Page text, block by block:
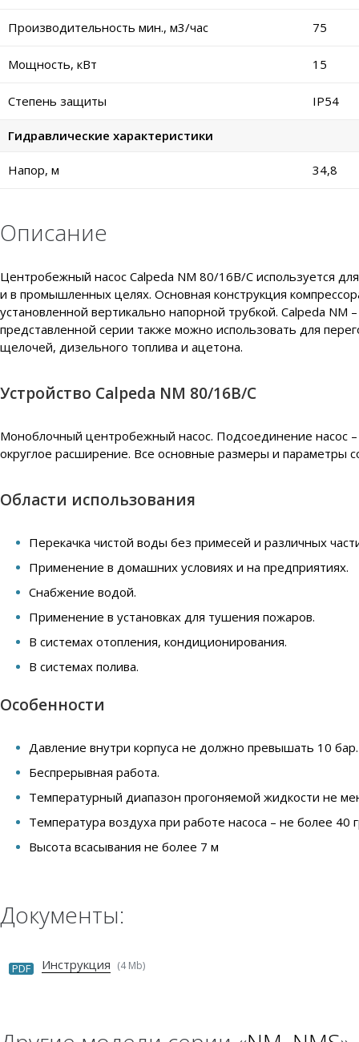
Производительность мин., м3/час 75
Мощность, кВт 15
Степень защиты IP54
Гидравлические характеристики
Напор, м 34,8
Описание
Центробежный насос Calpeda NM 80/16B/C используется
и в промышленных целях. Основная конструкция
установленной вертикально напорной трубкой. Calpeda
представленной серии также можно использовать для
щелочей, дизельного топлива и ацетона.
Устройство Calpeda NM 80/16B/C
Моноблочный центробежный насос. Подсоединение насос
округлое расширение. Все основные размеры и параметры
Области использования
Перекачка чистой воды без примесей и различных
Применение в домашних условиях и на предприятиях.
Снабжение водой.
Применение в установках для тушения пожаров.
В системах отопления, кондиционирования.
В системах полива.
Особенности
Давление внутри корпуса не должно превышать 10 бар.
Беспрерывная работа.
Температурный диапазон прогоняемой жидкости не
Температура воздуха при работе насоса – не более 40
Высота всасывания не более 7 м
Документы:
PDF Инструкция (4 Mb)